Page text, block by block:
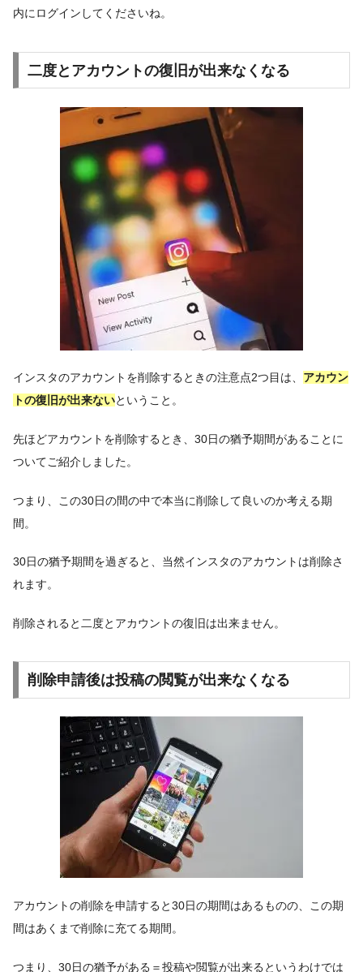
内にログインしてくださいね。
二度とアカウントの復旧が出来なくなる
インスタのアカウントを削除するときの注意点2つ目は、 アカウン
トの復旧が出来ないということ。
先ほどアカウントを削除するとき、30日の猶予期間があることに
ついてご紹介しました。
つまり、この30日の間の中で本当に削除して良いのか考える期
間。
30日の猶予期間を過ぎると、当然インスタのアカウントは削除さ
れます。
削除されると二度とアカウントの復旧は出来ません。
削除申請後は投稿の閲覧が出来なくなる
アカウントの削除を申請すると30日の期間はあるものの、この期
間はあくまで削除に充てる期間。
つまり、30日の猶予がある＝投稿や閲覧が出来るというわけでは